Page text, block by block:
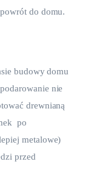
do domu.
budowy domu
nie
drewnianą
po
metalowe)
przed